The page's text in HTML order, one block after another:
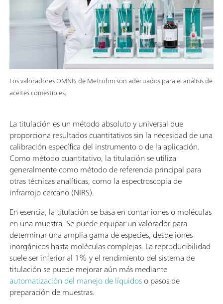
Los valoradores OMNIS de Metrohm son adecuados para el análisis de
aceites comestibles.
La titulación es un método absoluto y universal que
proporciona resultados cuantitativos sin la necesidad de una
calibración específica del instrumento o de la aplicación.
Como método cuantitativo, la titulación se utiliza
generalmente como método de referencia principal para
otras técnicas analíticas, como la espectroscopia de
infrarrojo cercano (NIRS).
En esencia, la titulación se basa en contar iones o moléculas
en una muestra. Se puede equipar un valorador para
determinar una amplia gama de especies, desde iones
inorgánicos hasta moléculas complejas. La reproducibilidad
suele ser inferior al 1% y el rendimiento del sistema de
titulación se puede mejorar aún más mediante
automatización del manejo de líquidoso pasos de
preparación de muestras.